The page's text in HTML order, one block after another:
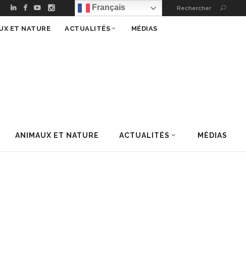
Français Rechercher
ANIMAUX ET NATURE ACTUALITÉS MÉDIAS
ET NATURE ACTUALITÉS MÉDIAS